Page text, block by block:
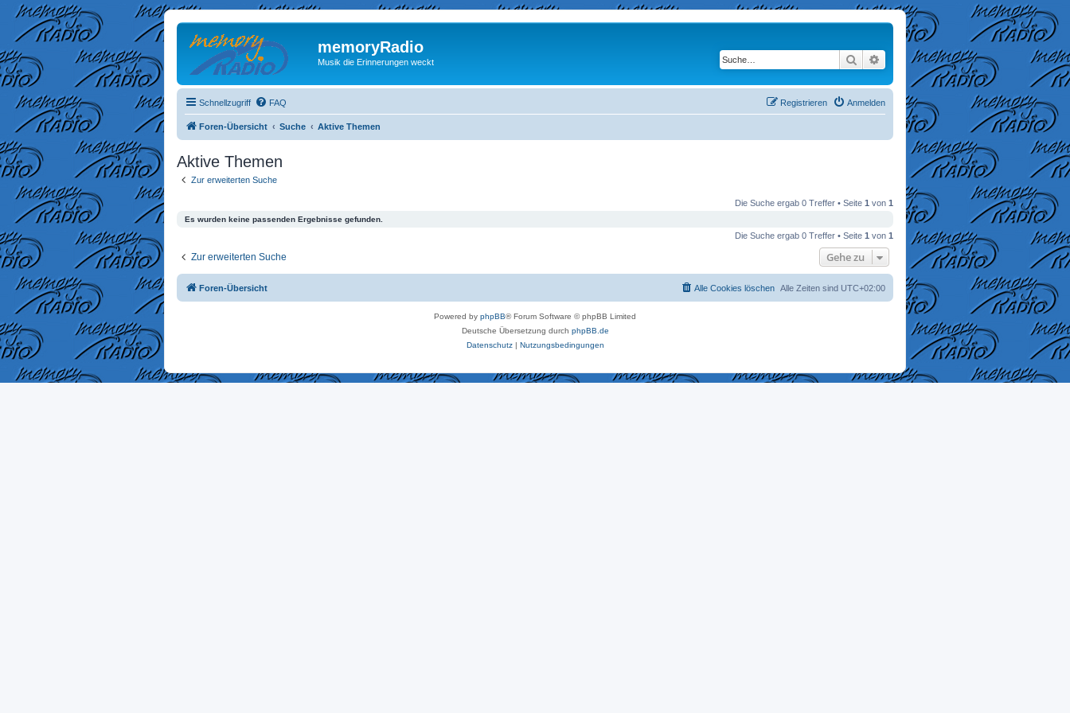
memoryRadio
Musik die Erinnerungen weckt Suche Erweiterte Suche
Schnellzugriff FAQ Anmelden
Registrieren
Foren-Übersicht Suche Aktive Themen
Aktive Themen
Zur erweiterten Suche
Die Suche ergab 0 Treffer • Seite 1 von 1
Es wurden keine passenden Ergebnisse gefunden.
Die Suche ergab 0 Treffer • Seite 1 von 1
Zur erweiterten Suche Gehe zu
Foren-Übersicht Alle Zeiten sind UTC+02:00
Alle Cookies löschen
Powered by phpBB® Forum Software © phpBB Limited
Deutsche Übersetzung durch phpBB.de
Datenschutz| Nutzungsbedingungen